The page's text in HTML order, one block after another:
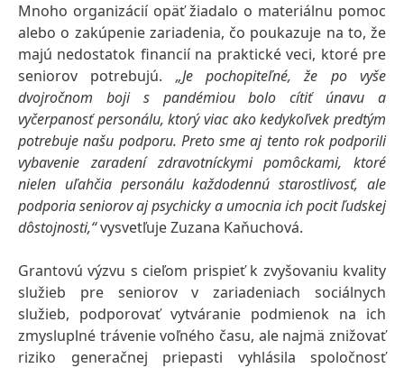
Mnoho organizácií opäť žiadalo o materiálnu pomoc
alebo o zakúpenie zariadenia, čo poukazuje na to, že
majú nedostatok financií na praktické veci, ktoré pre
seniorov potrebujú. „Je pochopiteľné, že po vyše
dvojročnom boji s pandémiou bolo cítiť únavu a
vyčerpanosť personálu, ktorý viac ako kedykoľvek predtým
potrebuje našu podporu. Preto sme aj tento rok podporili
vybavenie zaradení zdravotníckymi pomôckami, ktoré
nielen uľahčia personálu každodennú starostlivosť, ale
podporia seniorov aj psychicky a umocnia ich pocit ľudskej
dôstojnosti,“vysvetľuje Zuzana Kaňuchová.
Grantovú výzvu s cieľom prispieť k zvyšovaniu kvality
služieb pre seniorov v zariadeniach sociálnych
služieb, podporovať vytváranie podmienok na ich
zmysluplné trávenie voľného času, ale najmä znižovať
riziko generačnej priepasti vyhlásila spoločnosť